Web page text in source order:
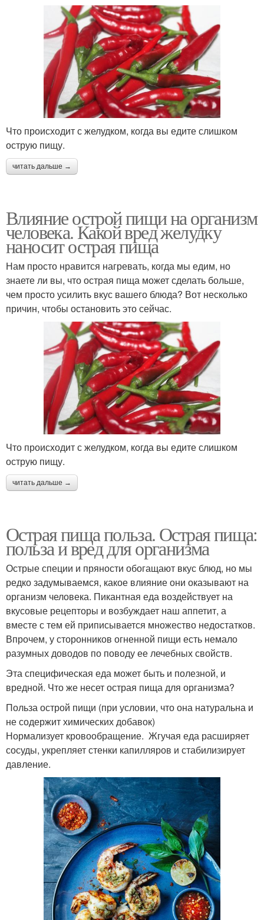
Что происходит с желудком, когда вы едите слишком
острую пищу.
читать дальше →
Влияние острой пищи на организм
человека. Какой вред желудку
наносит острая пища
Нам просто нравится нагревать, когда мы едим, но
знаете ли вы, что острая пища может сделать больше,
чем просто усилить вкус вашего блюда? Вот несколько
причин, чтобы остановить это сейчас.
Что происходит с желудком, когда вы едите слишком
острую пищу.
читать дальше →
Острая пища польза. Острая пища:
польза и вред для организма
Острые специи и пряности обогащают вкус блюд, но мы
редко задумываемся, какое влияние они оказывают на
организм человека. Пикантная еда воздействует на
вкусовые рецепторы и возбуждает наш аппетит, а
вместе с тем ей приписывается множество недостатков.
Впрочем, у сторонников огненной пищи есть немало
разумных доводов по поводу ее лечебных свойств.
Эта специфическая еда может быть и полезной, и
вредной. Что же несет острая пища для организма?
Польза острой пищи (при условии, что она натуральна и
не содержит химических добавок)
Нормализует кровообращение. Жгучая еда расширяет
сосуды, укрепляет стенки капилляров и стабилизирует
давление.